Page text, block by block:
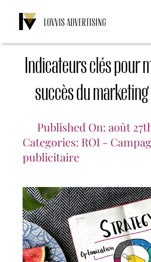
content
Services
Display Blog
CONTACT
Français
Indicateurs clés pour
succès du
Published On: août
Categories: ROI -
publicitaire